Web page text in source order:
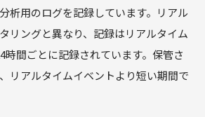
析用のログを記録しています。リアル
リングと異なり、記録はリアルタイム
時間ごとに記録されています。保管さ
リアルタイムイベントより短い期間で